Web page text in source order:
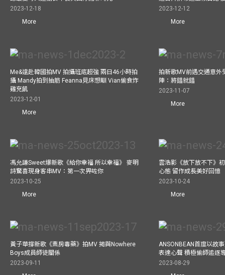
2023-12-18
More
2023-12-12
More
Me&遠赴韓國拍MV 拍攝班底超強 兩日46小時拍
攝 Mandy拍到抽筋 Feanna見床想瞓 Vian偷食炸
雞充飢
2023-12-01
More
拍新歌MV前遇交通意外
陣：將錯就錯
2023-11-07
More
馮允謙Sweet爆新歌《給你幸福 所以幸福》 麥明
詩驚喜現身客串MV：第一次畀咗你
2023-10-25
More
雲浩影《放下放不下》
心態 留作成長美好回憶
2023-10-24
More
黃子華撐新歌《票房毒藥》拍MV 揭與Nowhere
Boys成員師徒關係
2023-09-11
ANSONBEAN首度以故
表達心聲 積極偷師追逐
2023-08-29